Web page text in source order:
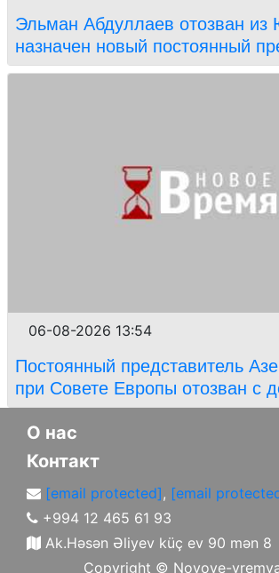
Эльман Абдуллаев отозван
назначен новый постоянный
06-08-2026 13:54
Постоянный представитель
при Совете Европы отозван с
О нас
Контакт
[email protected], [email
+994 12 465 61 93
Ak.Həsən Əliyev küç ev 90 mən 8
Copyright © Novoye-